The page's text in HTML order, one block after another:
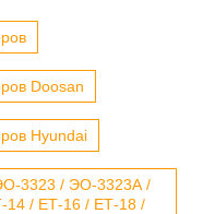
Doosan
Hyundai
3323 / ЭО-3323А /
14 / ЕТ-16 / ЕТ-18 /